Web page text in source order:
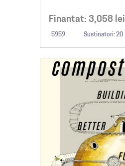
Finantat: 3,058 lei
5959 Sustinatori: 20